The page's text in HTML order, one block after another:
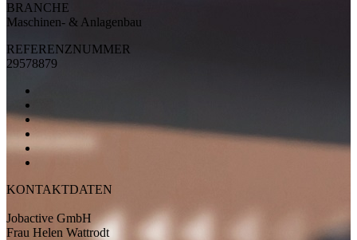
BRANCHE
Maschinen- & Anlagenbau
REFERENZNUMMER
29578879
KONTAKTDATEN
Jobactive GmbH
Frau Helen Wattrodt